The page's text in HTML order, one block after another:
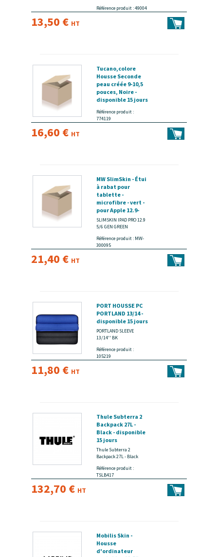
Référence produit : 49004
13,50 € HT
Tucano,colore
Housse Seconde
peau créée 9-10,5
pouces, Noire -
disponible 15 jours
Référence produit :
774119
16,60 € HT
MW SlimSkin - Étui
à rabat pour
tablette -
microfibre - vert -
pour Apple 12.9-
inch iPad Pro Wi-Fi,
Wi-Fi + Cellular
6ème génération) -
disponible 15 jours
SLIMSKIN IPAD PRO 12.9
5/6 GEN GREEN
Référence produit : MW-
300095
21,40 € HT
PORT HOUSSE PC
PORTLAND 13/14 -
disponible 15 jours
PORTLAND SLEEVE
13/14'' BK
Référence produit :
105219
11,80 € HT
Thule Subterra 2
Backpack 27L -
Black - disponible
15 jours
Thule Subterra 2
Backpack 27L - Black
Référence produit :
TSLB417
132,70 € HT
Mobilis Skin -
Housse
d'ordinateur